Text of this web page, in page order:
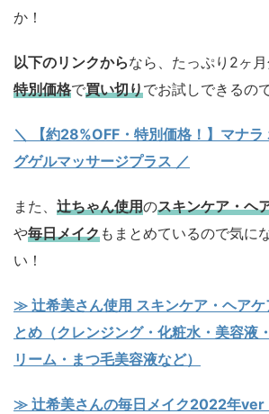
か！
以下のリンクからなら、たっぷり2ヶ
特別価格で買い切りでお試しできるの
＼ 【約28%OFF・特別価格！】マナ
グゲルマッサージプラス ／
また、 辻ちゃん使用のスキンケア・ヘ
や毎日メイクもまとめているので気に
い！
≫ 辻希美さん使用 スキンケア・ヘアケ
とめ（クレンジング・化粧水・美容液
リーム・まつ毛美容液など）
≫ 辻希美さんの毎日メイク2022年ver